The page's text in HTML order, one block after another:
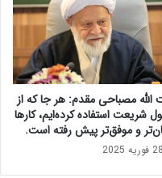
الله مصباحی مقدم: هر جا که از
شریعت استفاده کرده‌ایم، کارها
و موفق‌تر پیش رفته است.
28 فوریه 2025